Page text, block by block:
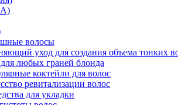
волосы
уход для создания объема тонких
любых граней блонда
коктейли для волос
ревитализации волос
для укладки